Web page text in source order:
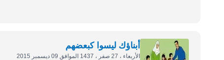
أبناؤك ليسوا كبعضهم
الأربعاء ، 27 صفر ، 1437 الموافق 09 ديسمبر 2015